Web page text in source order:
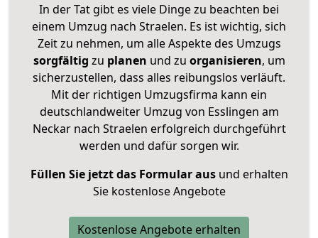
In der Tat gibt es viele Dinge zu beachten bei
einem Umzug nach Straelen. Es ist wichtig, sich
Zeit zu nehmen, um alle Aspekte des Umzugs
sorgfältig zu planen und zu organisieren, um
sicherzustellen, dass alles reibungslos verläuft.
Mit der richtigen Umzugsfirma kann ein
deutschlandweiter Umzug von Esslingen am
Neckar nach Straelen erfolgreich durchgeführt
werden und dafür sorgen wir.
Füllen Sie jetzt das Formular ausund erhalten
Sie kostenlose Angebote
Kostenlose Angebote erhalten